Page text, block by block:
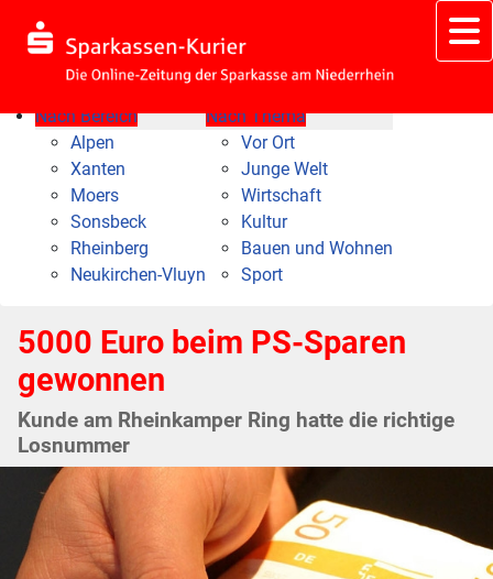
Nach Bereich
Alpen
Xanten
Moers
Sonsbeck
Rheinberg
Neukirchen-Vluyn
Nach Thema
Vor Ort
Junge Welt
Wirtschaft
Kultur
Bauen und Wohnen
Sport
5000 Euro beim PS-Sparen
gewonnen
Kunde am Rheinkamper Ring hatte die richtige
Losnummer